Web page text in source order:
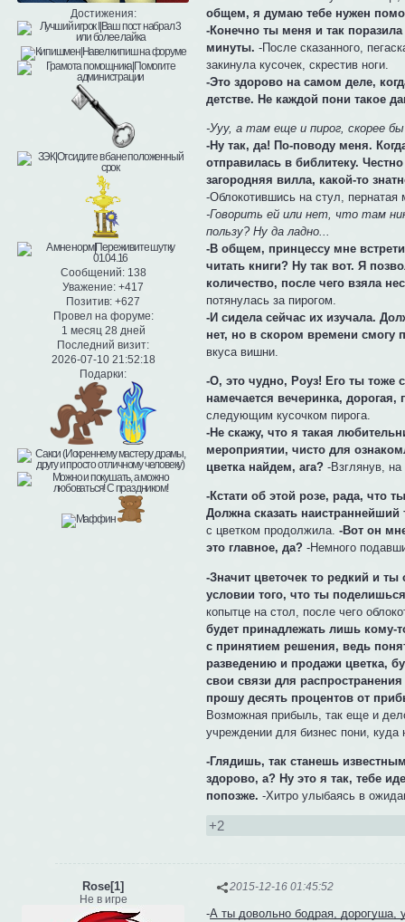
Достижения:
Сообщений:138
Уважение: +417
Позитив: +627
Провел на форуме:
1 месяц 28 дней
Последний визит:
2026-07-10 21:52:18
Подарки:
общем, я думаю тебе нужен
-Конечно ты меня и так
минуты.-После сказанного,
закинула кусочек, скрестив ноги.
-Это здорово на самом деле,
детстве. Не каждой пони такое
-Ууу, а там еще и пирог, скорее
-Ну так, да! По-поводу меня.
отправилась в библитеку.
загородняя вилла, какой-то
-Облокотившись на стул, пернатая
-Говорить ей или нет, что там
пользу? Ну да ладно...
-В общем, принцессу мне
читать книги? Ну так вот. Я
количество, после чего взяла
потянулась за пирогом.
-И сидела сейчас их изучала.
нет, но в скором времени смогу
вкуса вишни.
-О, это чудно, Роуз! Его ты тоже
намечается вечеринка,
следующим кусочком пирога.
-Не скажу, что я такая
мероприятии, чисто для
цветка найдем, ага? -Взглянув,
-Кстати об этой розе, рада, что
Должна сказать наистраннейший
с цветком продолжила.-Вот он
это главное, да? -Немного
-Значит цветочек то редкий и
условии того, что ты
копытце на стол, после чего
будет принадлежать лишь кому-
с принятием решения, ведь
разведению и продажи цветка,
свои связи для
прошу десять процентов от
Возможная прибыль, так еще и
учреждении для бизнес пони, куда
-Глядишь, так станешь
здорово, а? Ну это я так, тебе
попозже. -Хитро улыбаясь в
+2
2015-12-16 01:45:52
Rose[1]
Не в игре
-А ты довольно бодрая, дорогуша,